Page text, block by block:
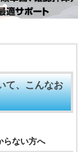
て、こんなお
らない方へ